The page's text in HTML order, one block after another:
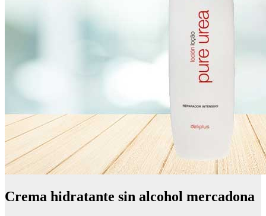
Crema hidratante sin alcohol mercadona